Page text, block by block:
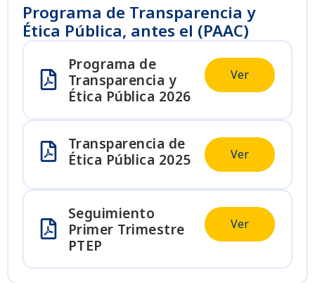
Programa de Transparencia y
Ética Pública, antes el (PAAC)
Programa de
Transparencia y
Ética Pública 2026
Ver
Transparencia de
Ética Pública 2025
Ver
Seguimiento
Primer Trimestre
PTEP
Ver